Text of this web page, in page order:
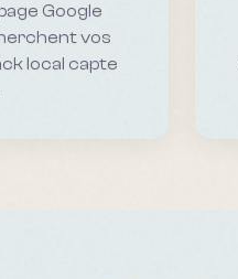
Google
vos
local capte